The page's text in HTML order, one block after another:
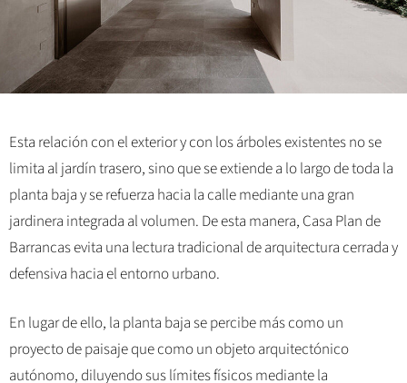
Esta relación con el exterior y con los árboles existentes no se
limita al jardín trasero, sino que se extiende a lo largo de toda la
planta baja y se refuerza hacia la calle mediante una gran
jardinera integrada al volumen. De esta manera, Casa Plan de
Barrancas evita una lectura tradicional de arquitectura cerrada y
defensiva hacia el entorno urbano.
En lugar de ello, la planta baja se percibe más como un
proyecto de paisaje que como un objeto arquitectónico
autónomo, diluyendo sus límites físicos mediante la